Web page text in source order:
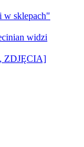
w sklepach"
widzi
ZDJĘCIA]